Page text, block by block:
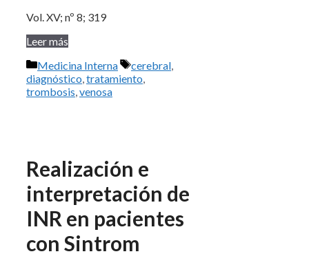
Vol. XV; nº 8; 319
Leer más
Categorías
Medicina Interna Etiquetas
cerebral
diagnóstico tratamiento
trombosis venosa
Realización e
interpretación de
INR en pacientes
con Sintrom